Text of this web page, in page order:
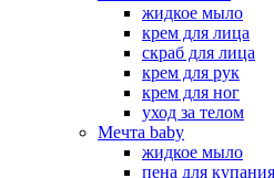
жидкое мыло
крем для лица
скраб для лица
крем для рук
крем для ног
уход за телом
Мечта baby
жидкое мыло
пена для купания